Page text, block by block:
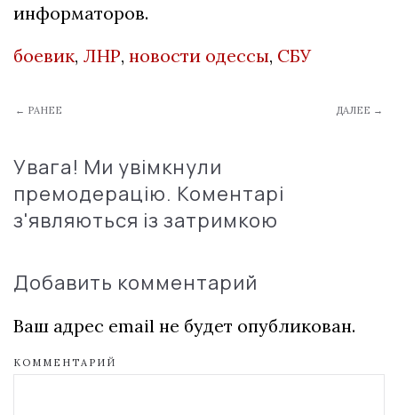
информаторов.
боевик, ЛНР, новости одессы, СБУ
← РАНЕЕ ДАЛЕЕ →
Увага! Ми увімкнули
премодерацію. Коментарі
з'являються із затримкою
Добавить комментарий
Ваш адрес email не будет опубликован.
КОММЕНТАРИЙ